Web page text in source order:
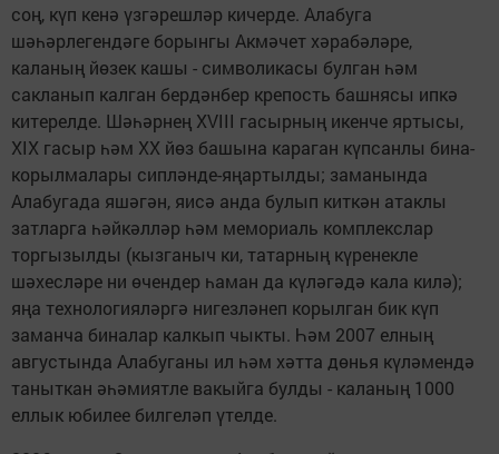
соң, күп кенә үзгәрешләр кичерде. Алабуга
шәһәрлегендәге борынгы Акмәчет хәрабәләре,
каланың йөзек кашы - символикасы булган һәм
сакланып калган бердәнбер крепость башнясы ипкә
китерелде. Шәһәрнең XVIII гасырның икенче яртысы,
XIX гасыр һәм ХХ йөз башына караган күпсанлы бина-
корылмалары сипләнде-яңартылды; заманында
Алабугада яшәгән, яисә анда булып киткән атаклы
затларга һәйкәлләр һәм мемориаль комплекслар
торгызылды (кызганыч ки, татарның күренекле
шәхесләре ни өчендер һаман да күләгәдә кала килә);
яңа технологияләргә нигезләнеп корылган бик күп
заманча биналар калкып чыкты. Һәм 2007 елның
августында Алабуганы ил һәм хәтта дөнья күләмендә
таныткан әһәмиятле вакыйга булды - каланың 1000
еллык юбилее билгеләп үтелде.